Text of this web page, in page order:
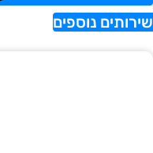
נוספים